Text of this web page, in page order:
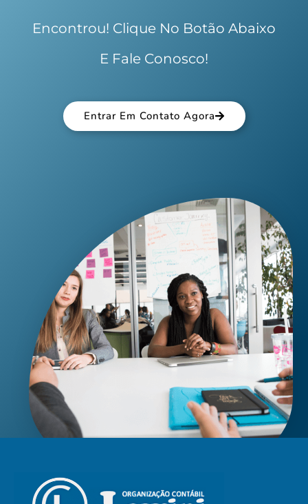
Encontrou! Clique No Botão Abaixo
E Fale Conosco!
Entrar Em Contato Agora